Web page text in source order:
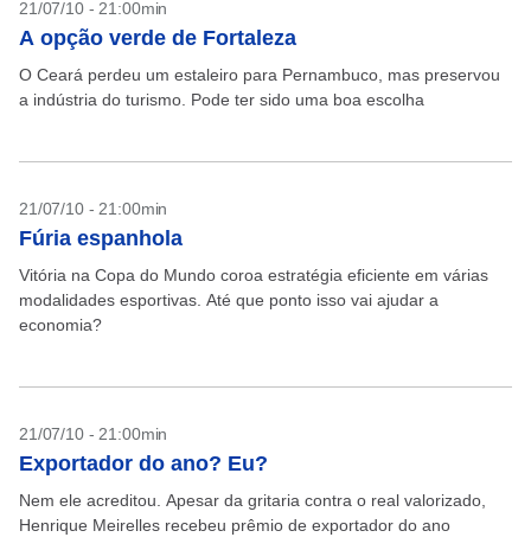
21/07/10 - 21:00min
A opção verde de Fortaleza
O Ceará perdeu um estaleiro para Pernambuco, mas preservou
a indústria do turismo. Pode ter sido uma boa escolha
21/07/10 - 21:00min
Fúria espanhola
Vitória na Copa do Mundo coroa estratégia eficiente em várias
modalidades esportivas. Até que ponto isso vai ajudar a
economia?
21/07/10 - 21:00min
Exportador do ano? Eu?
Nem ele acreditou. Apesar da gritaria contra o real valorizado,
Henrique Meirelles recebeu prêmio de exportador do ano